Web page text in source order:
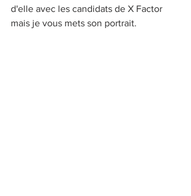
d'elle avec les candidats de X Factor
mais je vous mets son portrait.